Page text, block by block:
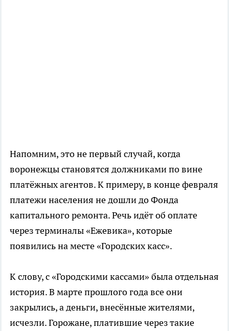
Напомним, это не первый случай, когда
воронежцы становятся должниками по вине
платёжных агентов. К примеру, в конце февраля
платежи населения не дошли до Фонда
капитального ремонта. Речь идёт об оплате
через терминалы «Ежевика», которые
появились на месте «Городских касс».
К слову, с «Городскими кассами» была отдельная
история. В марте прошлого года все они
закрылись, а деньги, внесённые жителями,
исчезли. Горожане, платившие через такие